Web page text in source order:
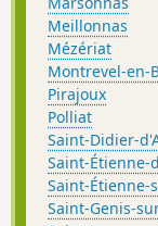
Meillonnas
Mézériat
Montrevel-en-
Pirajoux
Polliat
Saint-Didier-
Saint-Étienne-
Saint-Étienne-
Saint-Genis-